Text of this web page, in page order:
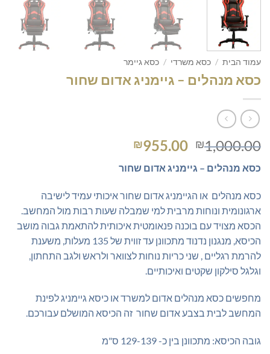
עמוד הבית / כסא משרדי / כסא גיימר
כסא מנהלים – גיימניג אדום שחור
₪1,000.00
המחיר
היה:
₪955.00
הוא:
כסא מנהלים – גיימניג אדום שחור
כסא מנהלים או הגיימניג אדום שחור איכותי עמיד לישיבה
ארגונומית ונוחות מרבית למי שמבלה שעות רבות מול המחשב.
הכסא מצויד עם בוכנה פנאומטית איכותית להתאמת גבוה מושב
הכיסא, מנגנון נדנוד מתכוונן עד זווית של 135 מעלות, משענת
להרמת רגליים , שני כריות נוחות לצוואר ולראש ולגב התחתון,
וגלגל סילקון שקטים ואיכותיים.
מחפשים כסא מנהלים אדום למשרד או כיסא גיימניג לפינת
המחשב לבית בצבע אדום שחור זה הכיסא המושלם עבורכם.
גובה הכיסא: מתכוונן בין כ- 129-139 ס"מ